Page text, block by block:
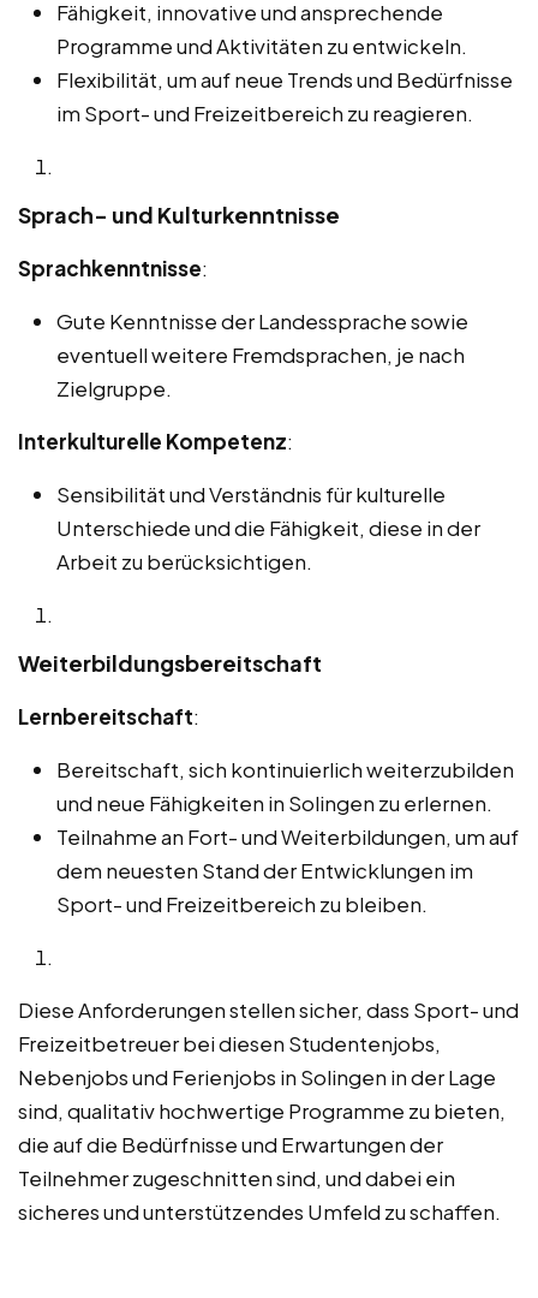
Fähigkeit, innovative und ansprechende
Programme und Aktivitäten zu entwickeln.
Flexibilität, um auf neue Trends und Bedürfnisse
im Sport- und Freizeitbereich zu reagieren.
Sprach- und Kulturkenntnisse
Sprachkenntnisse:
Gute Kenntnisse der Landessprache sowie
eventuell weitere Fremdsprachen, je nach
Zielgruppe.
Interkulturelle Kompetenz:
Sensibilität und Verständnis für kulturelle
Unterschiede und die Fähigkeit, diese in der
Arbeit zu berücksichtigen.
Weiterbildungsbereitschaft
Lernbereitschaft:
Bereitschaft, sich kontinuierlich weiterzubilden
und neue Fähigkeiten in Solingen zu erlernen.
Teilnahme an Fort- und Weiterbildungen, um auf
dem neuesten Stand der Entwicklungen im
Sport- und Freizeitbereich zu bleiben.
Diese Anforderungen stellen sicher, dass Sport- und
Freizeitbetreuer bei diesen Studentenjobs,
Nebenjobs und Ferienjobs in Solingen in der Lage
sind, qualitativ hochwertige Programme zu bieten,
die auf die Bedürfnisse und Erwartungen der
Teilnehmer zugeschnitten sind, und dabei ein
sicheres und unterstützendes Umfeld zu schaffen.